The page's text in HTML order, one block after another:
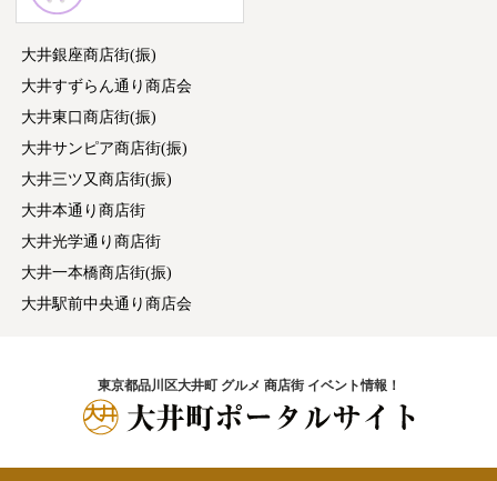
大井銀座商店街(振)
大井すずらん通り商店会
大井東口商店街(振)
大井サンピア商店街(振)
大井三ツ又商店街(振)
大井本通り商店街
大井光学通り商店街
大井一本橋商店街(振)
大井駅前中央通り商店会
東京都品川区大井町 グルメ 商店街 イベント情報！